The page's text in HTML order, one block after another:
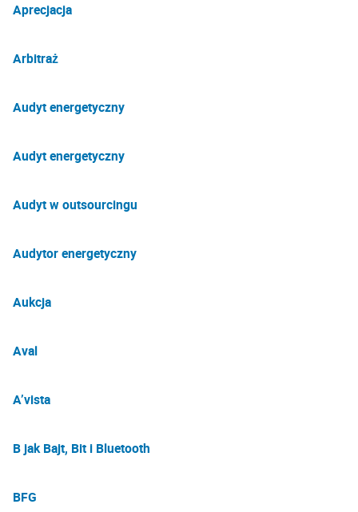
Aprecjacja
Arbitraż
Audyt energetyczny
Audyt energetyczny
Audyt w outsourcingu
Audytor energetyczny
Aukcja
Aval
A’vista
B jak Bajt, Bit i Bluetooth
BFG